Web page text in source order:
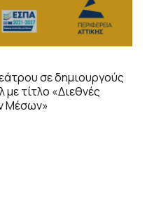
σε δημιουργούς
τίτλο «Διεθνές
Μέσων»